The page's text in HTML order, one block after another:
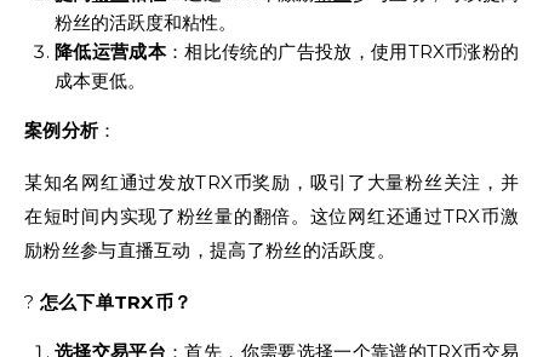
粉丝的活跃度和粘性。
降低运营成本：相比传统的广告投放，使用TRX币涨粉的
成本更低。
案例分析：
某知名网红通过发放TRX币奖励，吸引了大量粉丝关注，并
在短时间内实现了粉丝量的翻倍。这位网红还通过TRX币激
励粉丝参与直播互动，提高了粉丝的活跃度。
? 怎么下单TRX币？
选择交易平台 ：首先，你需要选择一个靠谱的TRX币交易